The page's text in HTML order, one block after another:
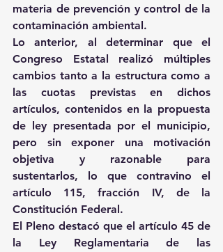
materia de prevención y control de la
contaminación ambiental.
Lo anterior, al determinar que el
Congreso Estatal realizó múltiples
cambios tanto a la estructura como a
las cuotas previstas en dichos
artículos, contenidos en la propuesta
de ley presentada por el municipio,
pero sin exponer una motivación
objetiva y razonable para
sustentarlos, lo que contravino el
artículo 115, fracción IV, de la
Constitución Federal.
El Pleno destacó que el artículo 45 de
la Ley Reglamentaria de las